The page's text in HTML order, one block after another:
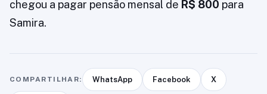
chegou a pagar pensão mensal de R$ 800 para
Samira.
COMPARTILHAR: WhatsApp Facebook X